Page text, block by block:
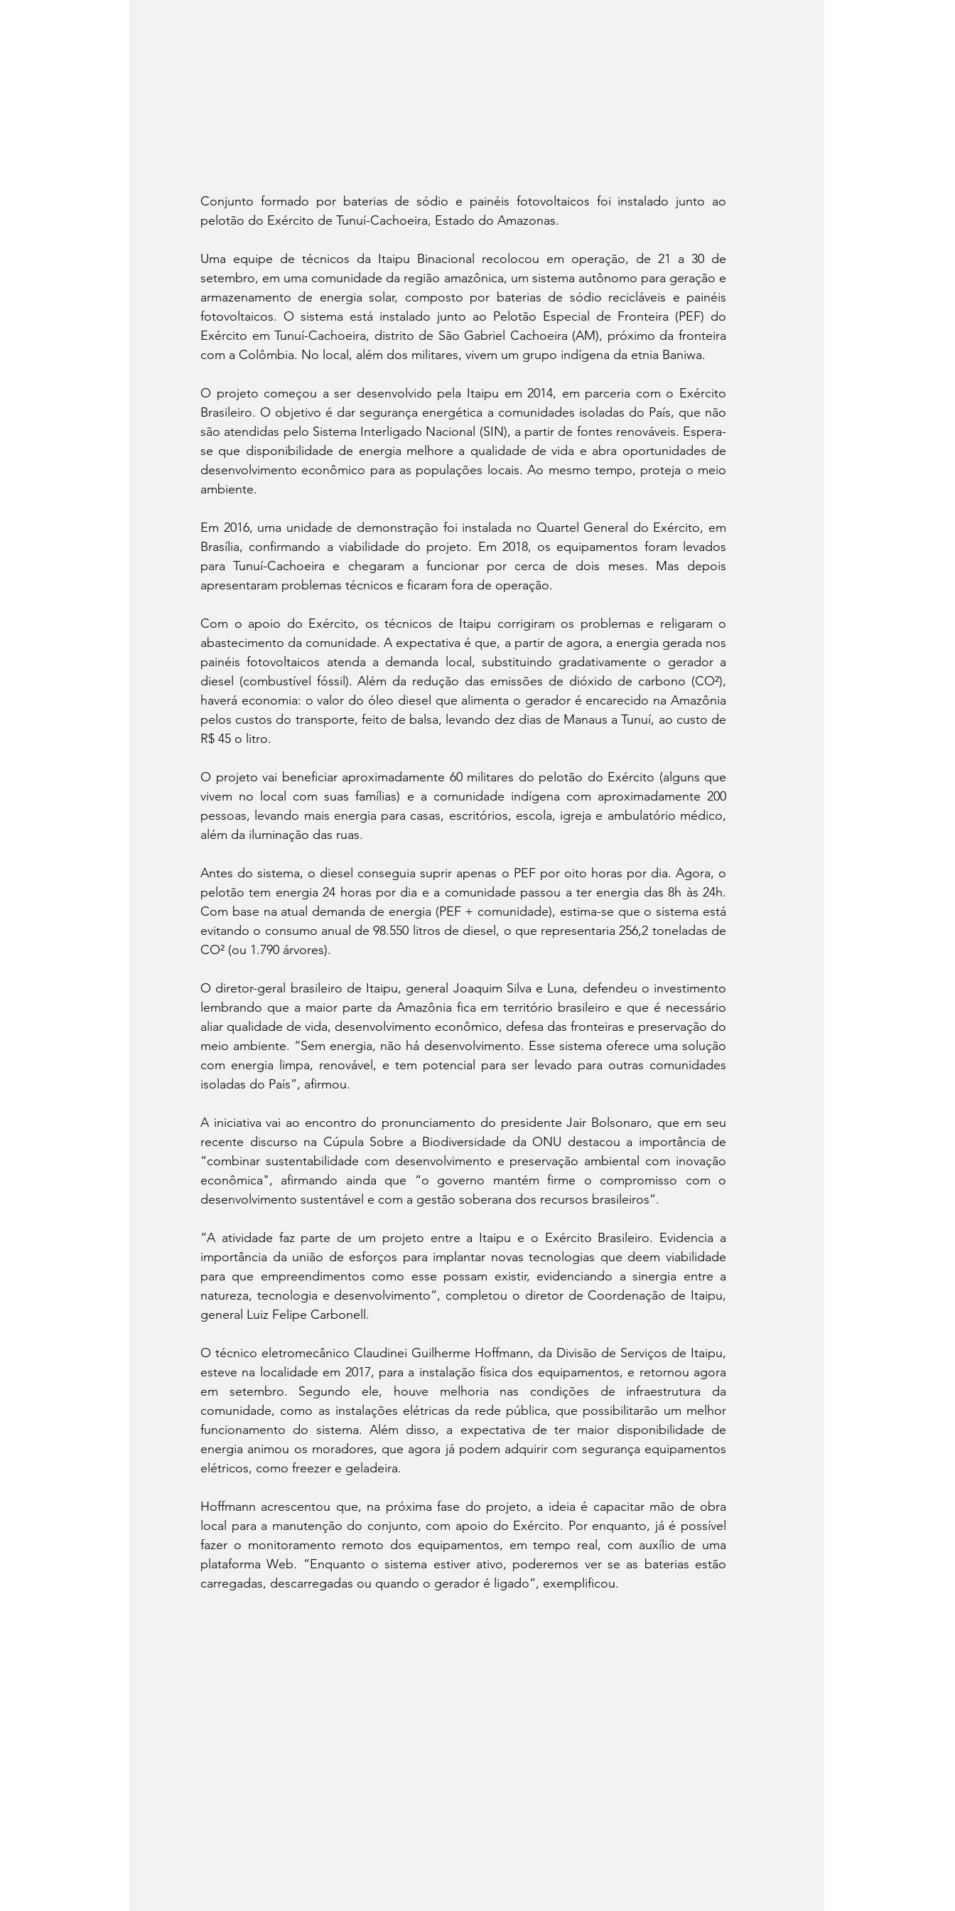
Conjunto formado por baterias de sódio e painéis fotovoltaicos foi instalado junto ao
pelotão do Exército de Tunuí-Cachoeira, Estado do Amazonas.
Uma equipe de técnicos da Itaipu Binacional recolocou em operação, de 21 a 30 de
setembro, em uma comunidade da região amazônica, um sistema autônomo para geração e
armazenamento de energia solar, composto por baterias de sódio recicláveis e painéis
fotovoltaicos. O sistema está instalado junto ao Pelotão Especial de Fronteira (PEF) do
Exército em Tunuí-Cachoeira, distrito de São Gabriel Cachoeira (AM), próximo da fronteira
com a Colômbia. No local, além dos militares, vivem um grupo indígena da etnia Baniwa.
O projeto começou a ser desenvolvido pela Itaipu em 2014, em parceria com o Exército
Brasileiro. O objetivo é dar segurança energética a comunidades isoladas do País, que não
são atendidas pelo Sistema Interligado Nacional (SIN), a partir de fontes renováveis. Espera-
se que disponibilidade de energia melhore a qualidade de vida e abra oportunidades de
desenvolvimento econômico para as populações locais. Ao mesmo tempo, proteja o meio
ambiente.
Em 2016, uma unidade de demonstração foi instalada no Quartel General do Exército, em
Brasília, confirmando a viabilidade do projeto. Em 2018, os equipamentos foram levados
para Tunuí-Cachoeira e chegaram a funcionar por cerca de dois meses. Mas depois
apresentaram problemas técnicos e ficaram fora de operação.
Com o apoio do Exército, os técnicos de Itaipu corrigiram os problemas e religaram o
abastecimento da comunidade. A expectativa é que, a partir de agora, a energia gerada nos
painéis fotovoltaicos atenda a demanda local, substituindo gradativamente o gerador a
diesel (combustível fóssil). Além da redução das emissões de dióxido de carbono (CO²),
haverá economia: o valor do óleo diesel que alimenta o gerador é encarecido na Amazônia
pelos custos do transporte, feito de balsa, levando dez dias de Manaus a Tunuí, ao custo de
R$ 45 o litro.
O projeto vai beneficiar aproximadamente 60 militares do pelotão do Exército (alguns que
vivem no local com suas famílias) e a comunidade indígena com aproximadamente 200
pessoas, levando mais energia para casas, escritórios, escola, igreja e ambulatório médico,
além da iluminação das ruas.
Antes do sistema, o diesel conseguia suprir apenas o PEF por oito horas por dia. Agora, o
pelotão tem energia 24 horas por dia e a comunidade passou a ter energia das 8h às 24h.
Com base na atual demanda de energia (PEF + comunidade), estima-se que o sistema está
evitando o consumo anual de 98.550 litros de diesel, o que representaria 256,2 toneladas de
CO² (ou 1.790 árvores).
O diretor-geral brasileiro de Itaipu, general Joaquim Silva e Luna, defendeu o investimento
lembrando que a maior parte da Amazônia fica em território brasileiro e que é necessário
aliar qualidade de vida, desenvolvimento econômico, defesa das fronteiras e preservação do
meio ambiente. “Sem energia, não há desenvolvimento. Esse sistema oferece uma solução
com energia limpa, renovável, e tem potencial para ser levado para outras comunidades
isoladas do País”, afirmou.
A iniciativa vai ao encontro do pronunciamento do presidente Jair Bolsonaro, que em seu
recente discurso na Cúpula Sobre a Biodiversidade da ONU destacou a importância de
“combinar sustentabilidade com desenvolvimento e preservação ambiental com inovação
econômica", afirmando ainda que “o governo mantém firme o compromisso com o
desenvolvimento sustentável e com a gestão soberana dos recursos brasileiros”.
“A atividade faz parte de um projeto entre a Itaipu e o Exército Brasileiro. Evidencia a
importância da união de esforços para implantar novas tecnologias que deem viabilidade
para que empreendimentos como esse possam existir, evidenciando a sinergia entre a
natureza, tecnologia e desenvolvimento”, completou o diretor de Coordenação de Itaipu,
general Luiz Felipe Carbonell.
O técnico eletromecânico Claudinei Guilherme Hoffmann, da Divisão de Serviços de Itaipu,
esteve na localidade em 2017, para a instalação física dos equipamentos, e retornou agora
em setembro. Segundo ele, houve melhoria nas condições de infraestrutura da
comunidade, como as instalações elétricas da rede pública, que possibilitarão um melhor
funcionamento do sistema. Além disso, a expectativa de ter maior disponibilidade de
energia animou os moradores, que agora já podem adquirir com segurança equipamentos
elétricos, como freezer e geladeira.
Hoffmann acrescentou que, na próxima fase do projeto, a ideia é capacitar mão de obra
local para a manutenção do conjunto, com apoio do Exército. Por enquanto, já é possível
fazer o monitoramento remoto dos equipamentos, em tempo real, com auxílio de uma
plataforma Web. “Enquanto o sistema estiver ativo, poderemos ver se as baterias estão
carregadas, descarregadas ou quando o gerador é ligado”, exemplificou.